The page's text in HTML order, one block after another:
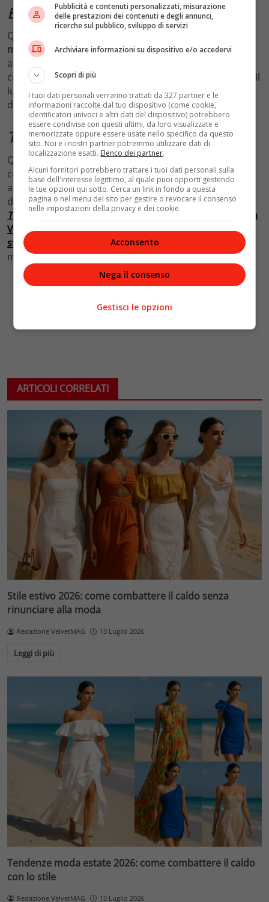
Emanuela, la maestosità assoluta
Questo vestito è l’incarnazione della
moderna
e della raffinatezza. Grazie alla silhouette
aderente della sirena e al taglio profondo a forma di
cuore, sottolinea favorevolmente la figura della sposa. Il
lungo strascico completa il design dell’abito Emanuela
dandogli fascino nobile e imponenza.
Tiziana: stile asimmetrico
Questo abito da sposa presenta un elegante scollo a
corsetto asimmetrico. Decorato con perle, paillettes e
applicazioni floreali, accentua la vita e si trasforma
dolcemente in una rigogliosa gonna a trapezio.L’abito
Tizianadella stilista capo del marchio «Yedyna» Maryna
Vasylieva, piacerà sicuramente alle appassionate dello
stile classico
che cercano di aggiungere un tocco di
modernità alla loro immagine.
ARTICOLI CORRELATI
Stile estivo 2026: come combattere il caldo senza
rinunciare alla moda
Redazione VelvetMAG 13 Luglio 2026
Leggi di più
Tendenze moda estate 2026: come combattere il caldo
con lo stile
Redazione VelvetMAG 13 Luglio 2026
Pubblicità e contenuti personalizzati, misurazione
delle prestazioni dei contenuti e degli annunci,
ricerche sul pubblico, sviluppo di servizi
Archiviare informazioni su dispositivo e/o accedervi
Scopri di più
I tuoi dati personali verranno trattati da 327 partner e le
informazioni raccolte dal tuo dispositivo (come cookie,
identificatori univoci e altri dati del dispositivo) potrebbero
essere condivise con questi ultimi, da loro visualizzate e
memorizzate oppure essere usate nello specifico da questo
sito. Noi e i nostri partner potremmo utilizzare dati di
localizzazione esatti. Elenco dei partner.
Alcuni fornitori potrebbero trattare i tuoi dati personali sulla
base dell'interesse legittimo, al quale puoi opporti gestendo
le tue opzioni qui sotto. Cerca un link in fondo a questa
pagina o nel menu del sito per gestire o revocare il consenso
nelle impostazioni della privacy e dei cookie.
Acconsento
Nega il consenso
Gestisci le opzioni